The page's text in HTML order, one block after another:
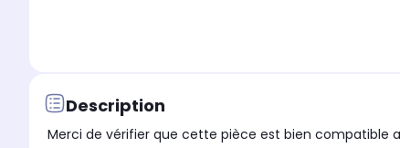
Description
Merci de vérifier que cette pièce est bien compatible